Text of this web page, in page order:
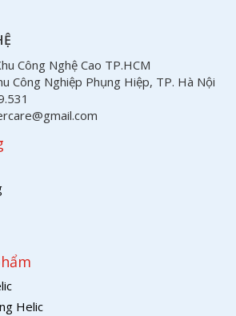
Công Nghệ Cao TP.HCM
Công Nghiệp Phụng Hiệp, TP. Hà Nội
Helic